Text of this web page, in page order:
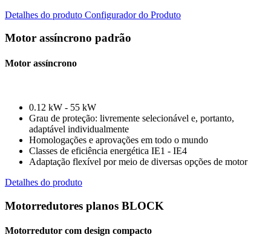
Detalhes do produto Configurador do Produto
Motor assíncrono padrão
Motor assíncrono
0.12 kW - 55 kW
Grau de proteção: livremente selecionável e, portanto,
adaptável individualmente
Homologações e aprovações em todo o mundo
Classes de eficiência energética IE1 - IE4
Adaptação flexível por meio de diversas opções de motor
Detalhes do produto
Motorredutores planos BLOCK
Motorredutor com design compacto